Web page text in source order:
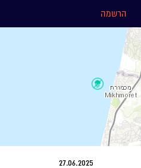
הרשמה
27.06.2025